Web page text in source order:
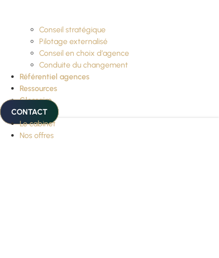
Conseil stratégique
Pilotage externalisé
Conseil en choix d’agence
Conduite du changement
Référentiel agences
Ressources
Glossaire
CONTACT
Le cabinet
Nos offres